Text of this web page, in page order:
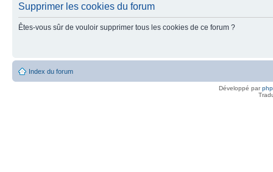
Supprimer les cookies du forum
Êtes-vous sûr de vouloir supprimer tous les cookies de ce forum ?
Index du forum
Développé par